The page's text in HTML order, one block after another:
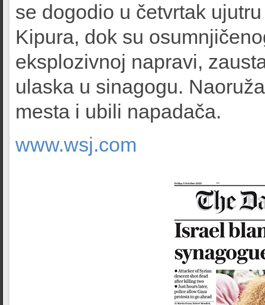
se dogodio u četvrtak
Kipura, dok su
eksplozivnoj napravi,
ulaska u sinagogu.
mesta i ubili napadača.
www.wsj.com